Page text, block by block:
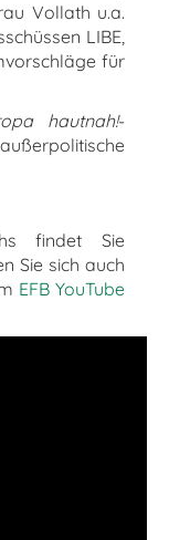
Vollath u.a.
LIBE,
für
hautnah!-
findet Sie
Sie sich auch
EFB YouTube